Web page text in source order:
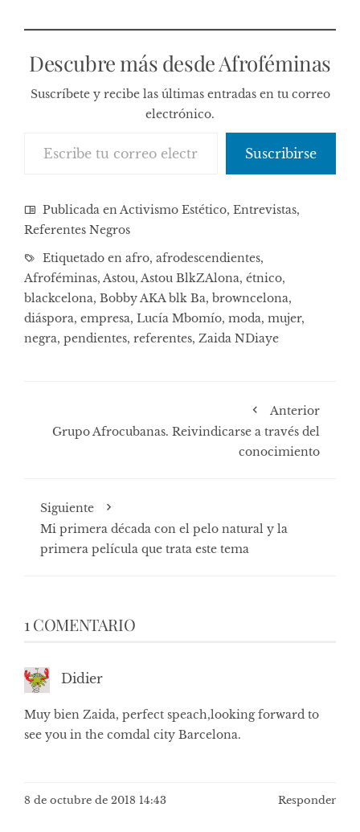
Descubre más desde Afroféminas
Suscríbete y recibe las últimas entradas en tu correo
electrónico.
Suscribirse
Publicada en Activismo Estético, Entrevistas,
Referentes Negros
Etiquetado en afro, afrodescendientes,
Afroféminas, Astou, Astou BlkZAlona, étnico,
blackcelona, Bobby AKA blk Ba, browncelona,
diáspora, empresa, Lucía Mbomío, moda, mujer,
negra, pendientes, referentes, Zaida NDiaye
Anterior
Grupo Afrocubanas. Reivindicarse a través del
conocimiento
Siguiente
Mi primera década con el pelo natural y la
primera película que trata este tema
1 COMENTARIO
Didier
Muy bien Zaida, perfect speach,looking forward to
see you in the comdal city Barcelona.
8 de octubre de 2018 14:43 Responder